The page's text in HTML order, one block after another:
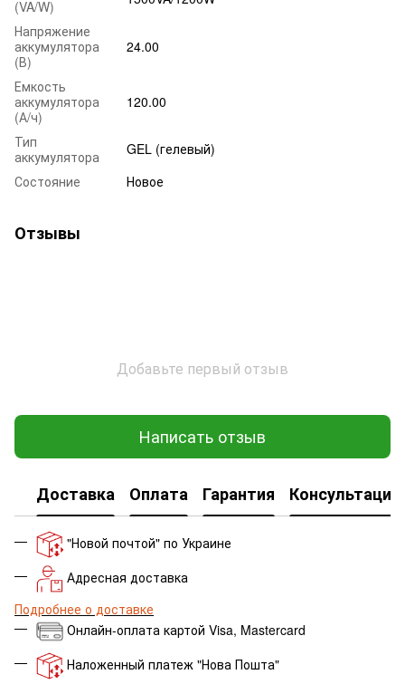
(VA/W)
Напряжение
аккумулятора
(В)
24.00
Емкость
аккумулятора
(А/ч)
120.00
Тип
аккумулятора
GEL (гелевый)
Состояние
Новое
Отзывы
Добавьте первый отзыв
Написать отзыв
Доставка Оплата Гарантия Консультация
"Новой почтой" по Украине
Адресная доставка
Подробнее о доставке
Онлайн-оплата картой Visa, Mastercard
Наложенный платеж "Нова Пошта"